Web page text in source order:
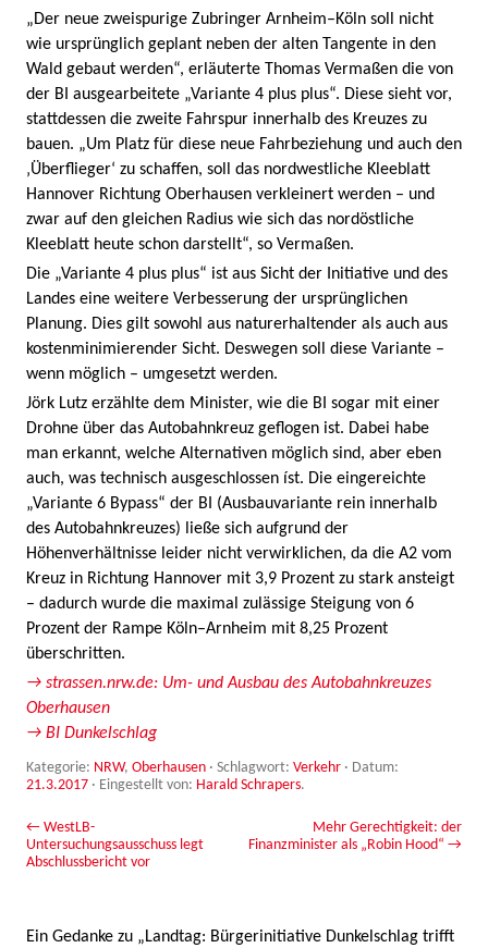
„Der neue zweispurige Zubringer Arnheim–Köln soll nicht
wie ursprünglich geplant neben der alten Tangente in den
Wald gebaut werden“, erläuterte Thomas Vermaßen die von
der BI ausgearbeitete „Variante 4 plus plus“. Diese sieht vor,
stattdessen die zweite Fahrspur innerhalb des Kreuzes zu
bauen. „Um Platz für diese neue Fahrbeziehung und auch den
‚Überflieger‘ zu schaffen, soll das nordwestliche Kleeblatt
Hannover Richtung Oberhausen verkleinert werden – und
zwar auf den gleichen Radius wie sich das nordöstliche
Kleeblatt heute schon darstellt“, so Vermaßen.
Die „Variante 4 plus plus“ ist aus Sicht der Initiative und des
Landes eine weitere Verbesserung der ursprünglichen
Planung. Dies gilt sowohl aus naturerhaltender als auch aus
kostenminimierender Sicht. Deswegen soll diese Variante –
wenn möglich – umgesetzt werden.
Jörk Lutz erzählte dem Minister, wie die BI sogar mit einer
Drohne über das Autobahnkreuz geflogen ist. Dabei habe
man erkannt, welche Alternativen möglich sind, aber eben
auch, was technisch ausgeschlossen íst. Die eingereichte
„Variante 6 Bypass“ der BI (Ausbauvariante rein innerhalb
des Autobahnkreuzes) ließe sich aufgrund der
Höhenverhältnisse leider nicht verwirklichen, da die A2 vom
Kreuz in Richtung Hannover mit 3,9 Prozent zu stark ansteigt
– dadurch wurde die maximal zulässige Steigung von 6
Prozent der Rampe Köln–Arnheim mit 8,25 Prozent
überschritten.
→ strassen.nrw.de: Um- und Ausbau des Autobahnkreuzes
Oberhausen
→ BI Dunkelschlag
Kategorie: NRW, Oberhausen · Schlagwort: Verkehr · Datum:
21.3.2017 · Eingestellt von: Harald Schrapers.
Beitrags-Navigation
← WestLB-
Untersuchungsausschuss legt
Abschlussbericht vor
Mehr Gerechtigkeit: der
Finanzminister als „Robin Hood“ →
Ein Gedanke zu „Landtag: Bürgerinitiative Dunkelschlag trifft